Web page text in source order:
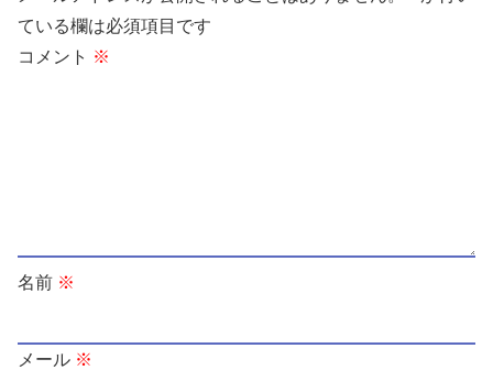
ている欄は必須項目です
コメント ※
名前 ※
メール ※